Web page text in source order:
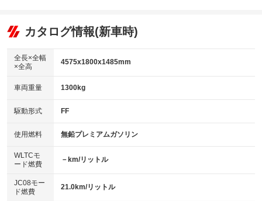
リフトアップ
：装備なし
：装備なし
パワーウィンドウ
アイドリングストップ
：装備あり
USB入力端子
：装備なし
100V電源
：装備なし
センターデフロック
：装備なし
電動格納ミラー
：装備あり
ビジュアル：-／DVD再生
：装備あり
：装備あり
革シート
キーレス
HID(キセノンライト)
：装備あり
バックカメラ
：装備なし
エアロ
：装備なし
：装備なし
パワーシート
カタログ情報(新車時)
全長×全幅
×全高
4575x1800x1485mm
車両重量 1300kg
駆動形式 FF
使用燃料 無鉛プレミアムガソリン
WLTCモ
ード燃費
－km/リットル
JC08モー
ド燃費
21.0km/リットル